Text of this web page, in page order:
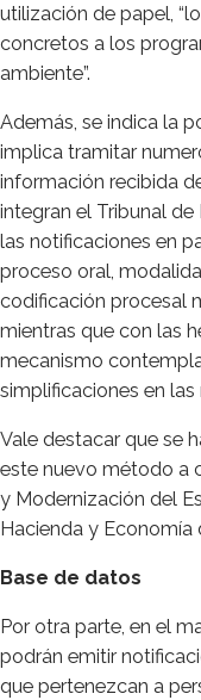
utilización de papel,
concretos a los
ambiente”.
Además, se indica la
implica tramitar
información recibida
integran el Tribunal
las notificaciones en
proceso oral,
codificación procesal
mientras que con las
mecanismo
simplificaciones en las
Vale destacar que se
este nuevo método a
y Modernización del
Hacienda y Economía
Base de datos
Por otra parte, en el
podrán emitir
que pertenezcan a